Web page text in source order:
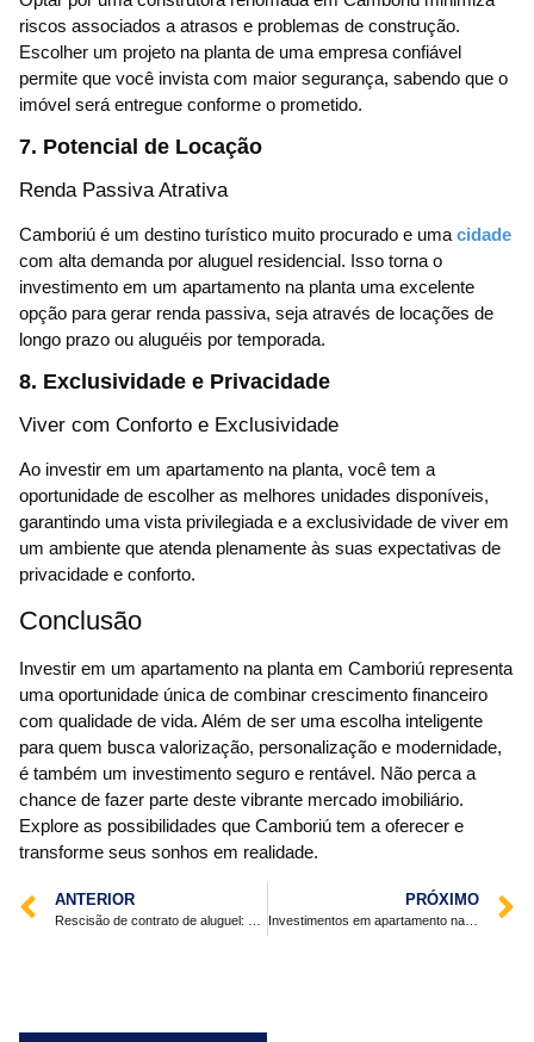
riscos associados a atrasos e problemas de construção.
Escolher um projeto na planta de uma empresa confiável
permite que você invista com maior segurança, sabendo que o
imóvel será entregue conforme o prometido.
7. Potencial de Locação
Renda Passiva Atrativa
Camboriú é um destino turístico muito procurado e uma cidade
com alta demanda por aluguel residencial. Isso torna o
investimento em um apartamento na planta uma excelente
opção para gerar renda passiva, seja através de locações de
longo prazo ou aluguéis por temporada.
8. Exclusividade e Privacidade
Viver com Conforto e Exclusividade
Ao investir em um apartamento na planta, você tem a
oportunidade de escolher as melhores unidades disponíveis,
garantindo uma vista privilegiada e a exclusividade de viver em
um ambiente que atenda plenamente às suas expectativas de
privacidade e conforto.
Conclusão
Investir em um apartamento na planta em Camboriú representa
uma oportunidade única de combinar crescimento financeiro
com qualidade de vida. Além de ser uma escolha inteligente
para quem busca valorização, personalização e modernidade,
é também um investimento seguro e rentável. Não perca a
chance de fazer parte deste vibrante mercado imobiliário.
Explore as possibilidades que Camboriú tem a oferecer e
transforme seus sonhos em realidade.
ANTERIOR PRÓXIMO
Investimentos em apartamento na planta em Florianópolis: vale a pena?